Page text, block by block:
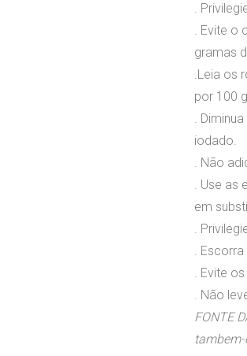
.
. Evite o
gramas
.Leia os
por 100
.
iodado.
. Não
. Use as
em
.
.
. Evite
. Não
FONTE